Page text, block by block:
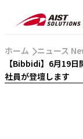
ホーム
ニュース
【Bibbidi】6月19日
社員が登壇します